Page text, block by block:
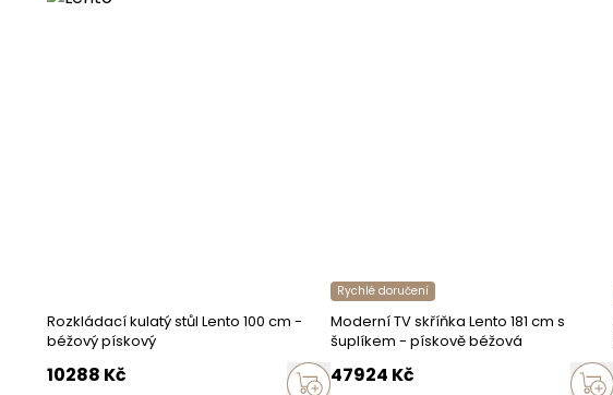
Nožky
Typ nožek
Rozkládací kulatý stůl Lento 100 cm -
béžový pískový
10288 Kč
Rychlé doručení
Moderní TV skříňka Lento 181 cm s
šuplíkem - pískově béžová
47924 Kč